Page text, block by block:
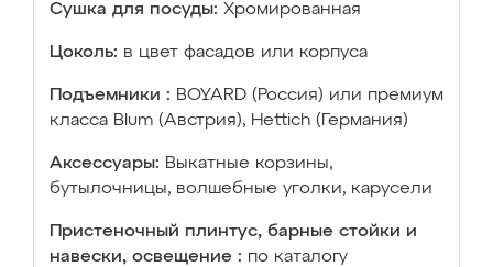
Сушка для посуды: Хромированная
Цоколь: в цвет фасадов или корпуса
Подъемники : BOYARD (Россия) или премиум
класса Blum (Австрия), Hettich (Германия)
Аксессуары: Выкатные корзины,
бутылочницы, волшебные уголки, карусели
Пристеночный плинтус, барные стойки и
навески, освещение : по каталогу